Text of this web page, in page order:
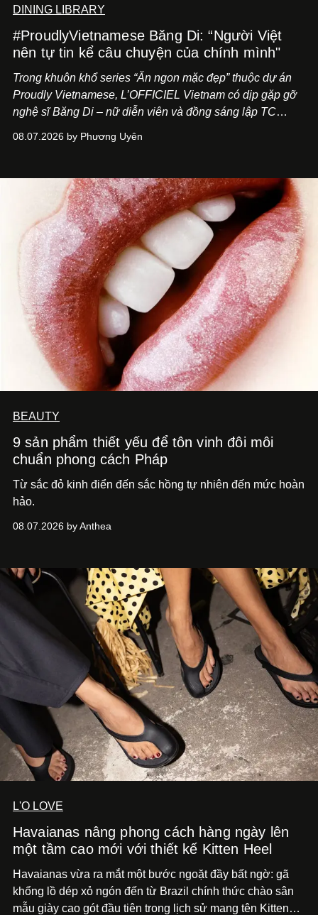
DINING LIBRARY
#ProudlyVietnamese Băng Di: “Người Việt
nên tự tin kể câu chuyện của chính mình"
Trong khuôn khổ series “Ăn ngon mặc đẹp” thuộc dự án
Proudly Vietnamese, L’OFFICIEL Vietnam có dịp gặp gỡ
nghệ sĩ Băng Di – nữ diễn viên và đồng sáng lập TC
Kitchen Bar và SALEM tại TP.HCM.
08.07.2026 by Phương Uyên
BEAUTY
9 sản phẩm thiết yếu để tôn vinh đôi môi
chuẩn phong cách Pháp
Từ sắc đỏ kinh điển đến sắc hồng tự nhiên đến mức hoàn
hảo.
08.07.2026 by Anthea
L'O LOVE
Havaianas nâng phong cách hàng ngày lên
một tầm cao mới với thiết kế Kitten Heel
Havaianas vừa ra mắt một bước ngoặt đầy bất ngờ: gã
khổng lồ dép xỏ ngón đến từ Brazil chính thức chào sân
mẫu giày cao gót đầu tiên trong lịch sử mang tên Kitten